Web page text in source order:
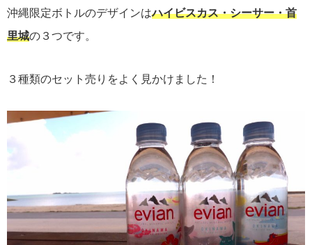
沖縄限定ボトルのデザインはハイビスカス・シーサー・首
里城の３つです。
３種類のセット売りをよく見かけました！